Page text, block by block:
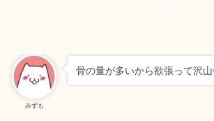
みずも
骨の量が多いから欲張って沢